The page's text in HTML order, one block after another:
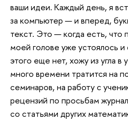
ваши идеи. Каждый день, я
за компьютер — и вперед,
текст. Это — когда есть, что
моей голове уже устоялось и
этого еще нет, хожу из угла в
много времени тратится на
семинаров, на работу с
рецензий по просьбам
со статьями других